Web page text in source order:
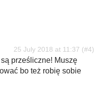
25 July 2018 at 11:37
prześliczne! Muszę
bo też robię sobie